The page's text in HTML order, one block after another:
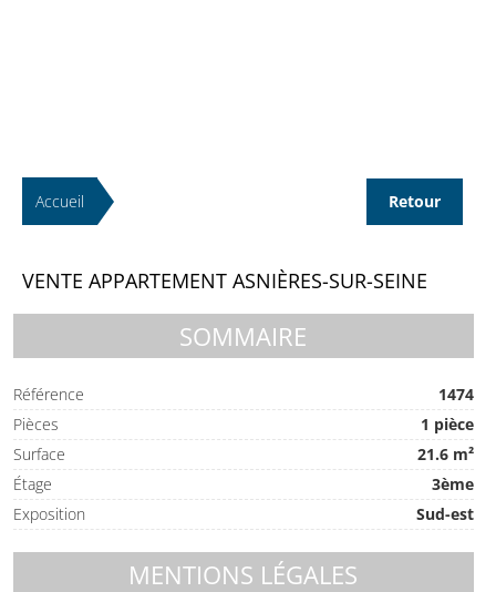
Accueil Retour
VENTE APPARTEMENT ASNIÈRES-SUR-SEINE
SOMMAIRE
Référence
1474
Pièces
1 pièce
Surface
21.6 m²
Étage
3ème
Exposition
Sud-est
MENTIONS LÉGALES